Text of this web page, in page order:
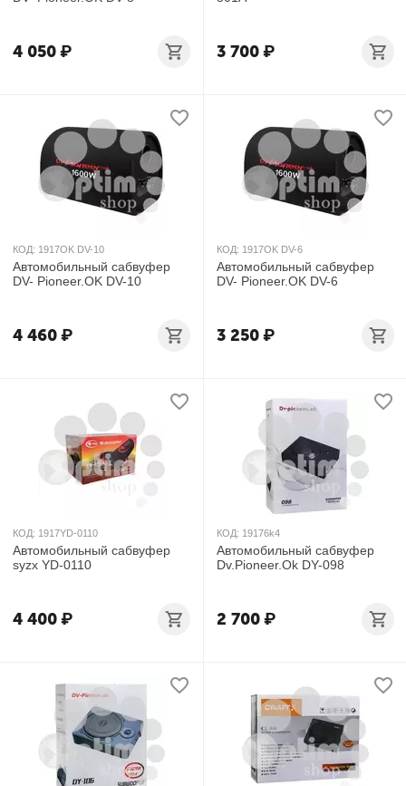
4 050₽ 3 700₽
КОД: 1917OK DV-10
Автомобильный сабвуфер
DV- Pioneer.OK DV-10
4 460₽
КОД: 1917OK DV-6
Автомобильный сабвуфер
DV- Pioneer.OK DV-6
3 250₽
КОД: 1917YD-0110
Автомобильный сабвуфер
syzx YD-0110
4 400₽
КОД: 19176k4
Автомобильный сабвуфер
Dv.Pioneer.Ok DY-098
2 700₽